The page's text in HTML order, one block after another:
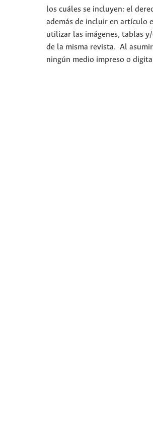
los cuáles se incluyen: el
además de incluir en artículo
utilizar las imágenes, tablas
de la misma revista. Al
ningún medio impreso o